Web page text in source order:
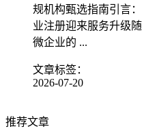
规机构甄选指南引言
业注册迎来服务升级
微企业的 ...
文章标签：
2026-07-20
推荐文章